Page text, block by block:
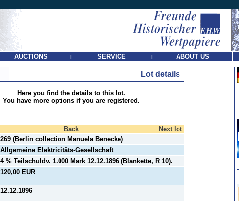
AUCTIONS | SERVICE | ABOUT US
Lot details
Here you find the details to this lot.
You have more options if you are registered.
Back
Next lot
269 (Berlin collection Manuela Benecke)
Allgemeine Elektricitäts-Gesellschaft
4 % Teilschuldv. 1.000 Mark 12.12.1896 (Blankette, R 10).
120,00 EUR
12.12.1896